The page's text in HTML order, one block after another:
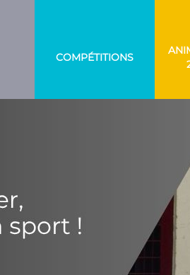
COMPÉTITIONS